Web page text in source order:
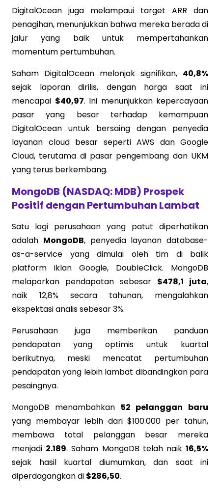
DigitalOcean juga melampaui target ARR dan
penagihan, menunjukkan bahwa mereka berada di
jalur yang baik untuk mempertahankan
momentum pertumbuhan.
Saham DigitalOcean melonjak signifikan, 40,8%
sejak laporan dirilis, dengan harga saat ini
mencapai $40,97. Ini menunjukkan kepercayaan
pasar yang besar terhadap kemampuan
DigitalOcean untuk bersaing dengan penyedia
layanan cloud besar seperti AWS dan Google
Cloud, terutama di pasar pengembang dan UKM
yang terus berkembang.
MongoDB (NASDAQ: MDB) Prospek
Positif dengan Pertumbuhan Lambat
Satu lagi perusahaan yang patut diperhatikan
adalah MongoDB, penyedia layanan database-
as-a-service yang dimulai oleh tim di balik
platform iklan Google, DoubleClick. MongoDB
melaporkan pendapatan sebesar $478,1 juta,
naik 12,8% secara tahunan, mengalahkan
ekspektasi analis sebesar 3%.
Perusahaan juga memberikan panduan
pendapatan yang optimis untuk kuartal
berikutnya, meski mencatat pertumbuhan
pendapatan yang lebih lambat dibandingkan para
pesaingnya.
MongoDB menambahkan 52 pelanggan baru
yang membayar lebih dari $100.000 per tahun,
membawa total pelanggan besar mereka
menjadi 2.189. Saham MongoDB telah naik16,5%
sejak hasil kuartal diumumkan, dan saat ini
diperdagangkan di $286,50.